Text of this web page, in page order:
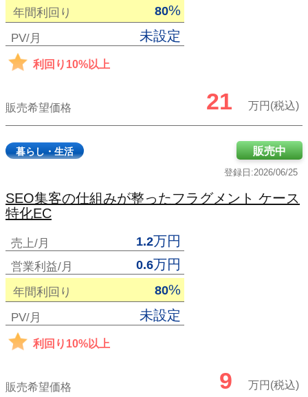
年間利回り 80%
PV/月 未設定
利回り10%以上
販売希望価格 21 万円(税込)
暮らし・生活
登録日:2026/06/25
販売中
SEO集客の仕組みが整ったフラグメント ケース
特化EC
売上/月 1.2万円
営業利益/月 0.6万円
年間利回り 80%
PV/月 未設定
利回り10%以上
販売希望価格 9 万円(税込)